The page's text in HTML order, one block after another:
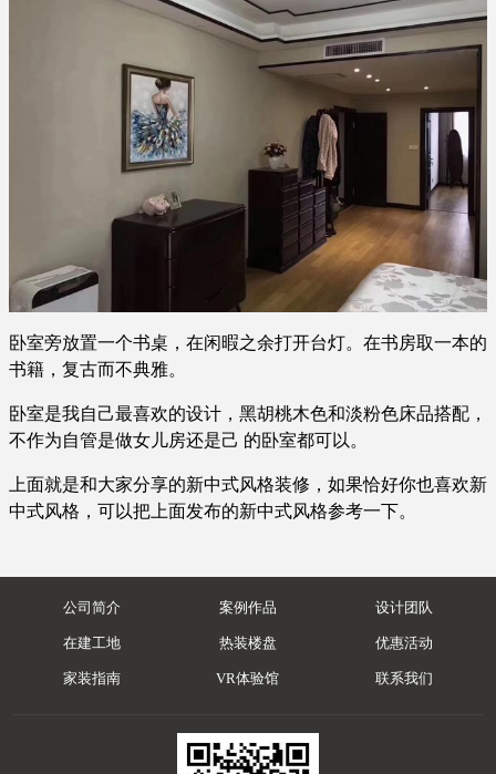
卧室旁放置一个书桌，在闲暇之余打开台灯。在书房取一本的
书籍，复古而不典雅。
卧室是我自己最喜欢的设计，黑胡桃木色和淡粉色床品搭配，
不作为自管是做女儿房还是己 的卧室都可以。
上面就是和大家分享的新中式风格装修，如果恰好你也喜欢新
中式风格，可以把上面发布的新中式风格参考一下。
公司简介 案例作品 设计团队
在建工地 热装楼盘 优惠活动
家装指南 VR体验馆 联系我们